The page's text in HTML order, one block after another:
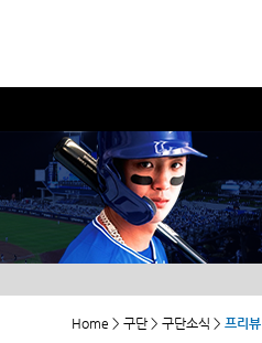
Home > 구단 > 구단소식 > 프리뷰